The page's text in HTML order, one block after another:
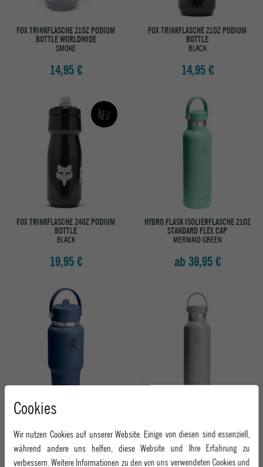
FOX TRINKFLASCHE 21OZ PODIUM
BOTTLE WORLDWIDE
SMOKE
14,95 €
FOX TRINKFLASCHE 21OZ PODIUM
BOTTLE
BLACK
14,95 €
Neu
FOX TRINKFLASCHE 24OZ PODIUM
BOTTLE
BLACK
19,95 €
HYDRO FLASK ISOLIERFLASCHE 21OZ
STANDARD FLEX CAP
MERMAID GREEN
ab 39,95 €
HYDRO FLASK ISOLIERFLASCHE 24OZ
HARBOR BLUE
ab 39,95 €
HARBOR BLUE
ab 39,95 €
Cookies
Wir nutzen Cookies auf unserer Website. Einige von diesen sind essenziell,
während andere uns helfen, diese Website und Ihre Erfahrung zu
verbessern. Weitere Informationen zu den von uns verwendeten Cookies und